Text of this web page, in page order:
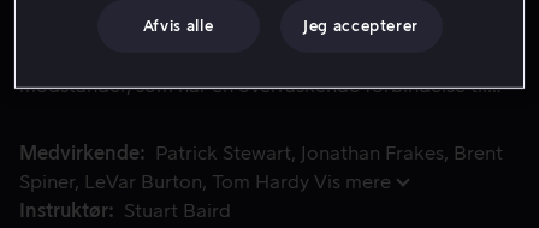
uden lige, mens kaptajn Jean-Luc Picard og hans
modstander, som har en overraskende forbindelse til
Medvirkende
Patrick Stewart Jonathan Frakes
Brent
Spiner
LeVar Burton Tom Hardy Vis mere
Instruktør
Stuart Baird
Afvis alle Jeg accepterer